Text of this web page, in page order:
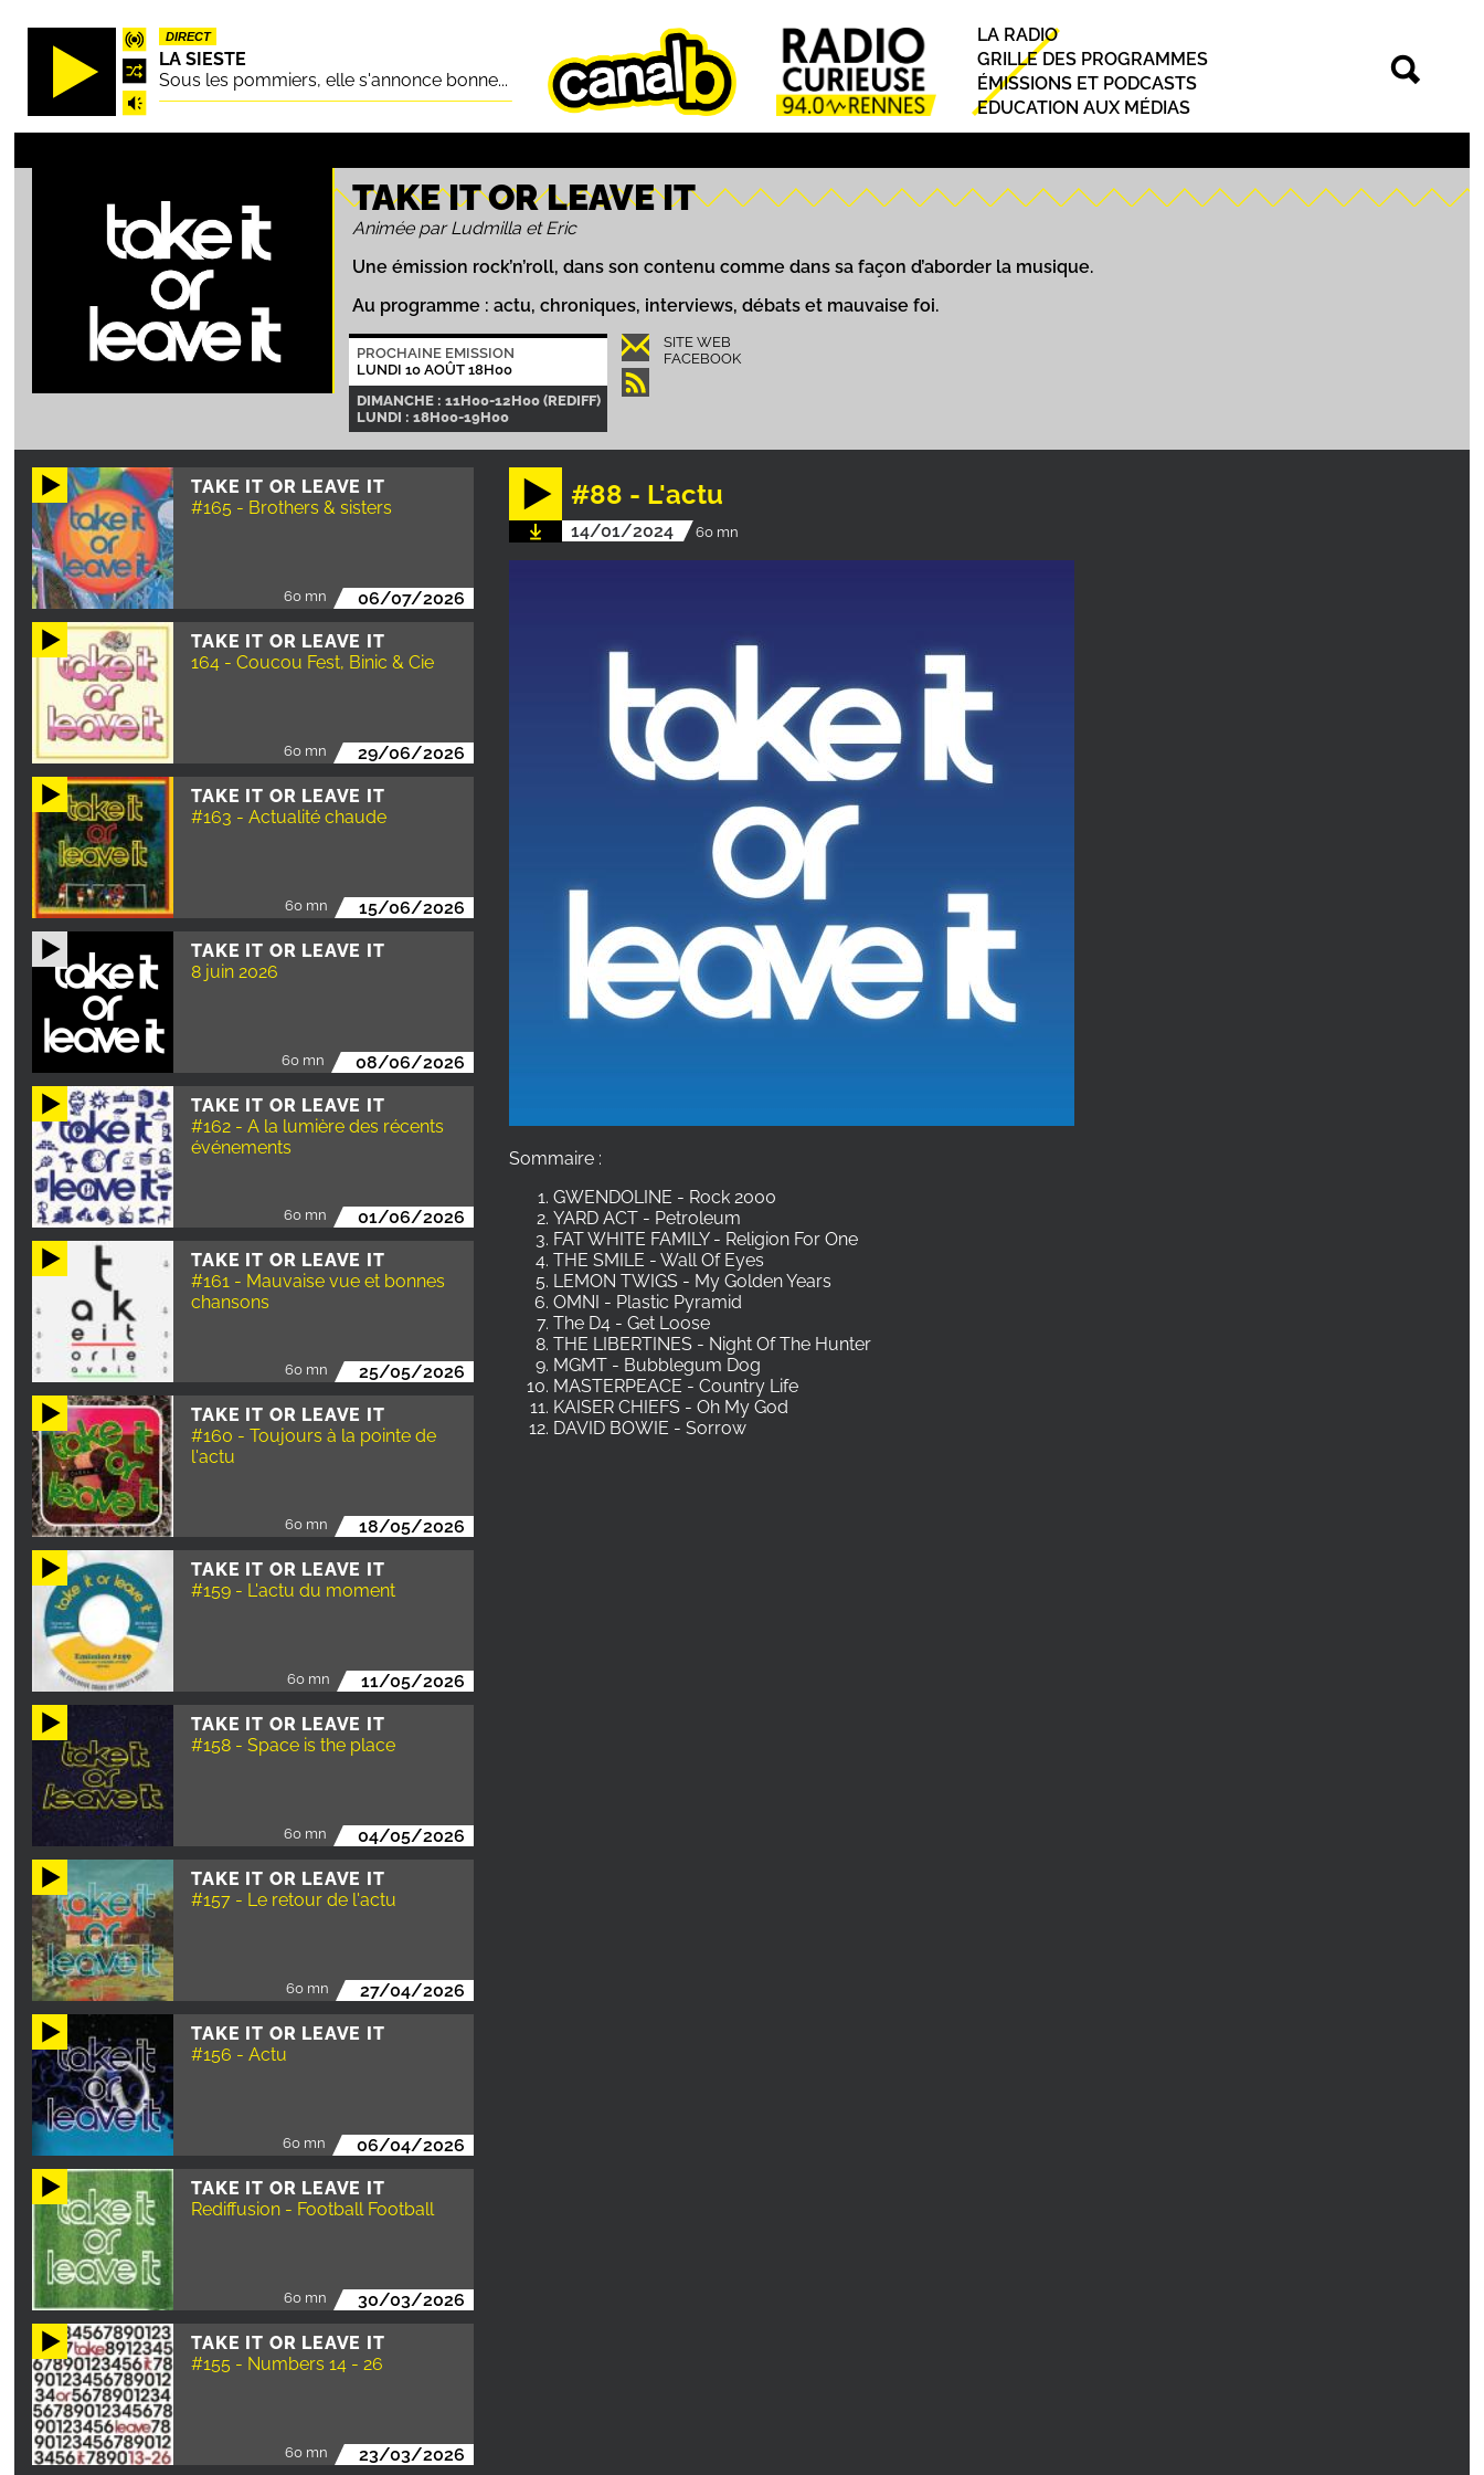
Aller
principal
DIRECT
LA SIESTE
Sous les pommiers, elle s'annonce bonne...
Principal
LA RADIO
GRILLE DES PROGRAMMES
ÉMISSIONS ET PODCASTS
EDUCATION AUX MÉDIAS
TAKE IT OR LEAVE IT
Animée par Ludmilla et Eric
Une émission rock’n’roll, dans son contenu comme dans sa façon d’aborder la musique.
Au programme : actu, chroniques, interviews, débats et mauvaise foi.
PROCHAINE EMISSION
LUNDI 10 AOÛT 18H00
DIMANCHE : 11H00-12H00 (REDIFF)
LUNDI : 18H00-19H00
SITE WEB
FACEBOOK
TAKE IT OR LEAVE IT
#165 - Brothers & sisters
60 mn 06/07/2026
TAKE IT OR LEAVE IT
164 - Coucou Fest, Binic & Cie
60 mn 29/06/2026
TAKE IT OR LEAVE IT
#163 - Actualité chaude
60 mn 15/06/2026
TAKE IT OR LEAVE IT
8 juin 2026
60 mn 08/06/2026
TAKE IT OR LEAVE IT
#162 - A la lumière des récents
événements
60 mn 01/06/2026
TAKE IT OR LEAVE IT
#161 - Mauvaise vue et bonnes
chansons
60 mn 25/05/2026
TAKE IT OR LEAVE IT
#160 - Toujours à la pointe de
l'actu
60 mn 18/05/2026
TAKE IT OR LEAVE IT
#159 - L'actu du moment
60 mn 11/05/2026
TAKE IT OR LEAVE IT
#158 - Space is the place
60 mn 04/05/2026
TAKE IT OR LEAVE IT
#157 - Le retour de l'actu
60 mn 27/04/2026
TAKE IT OR LEAVE IT
#156 - Actu
60 mn 06/04/2026
TAKE IT OR LEAVE IT
Rediffusion - Football Football
60 mn 30/03/2026
TAKE IT OR LEAVE IT
#155 - Numbers 14 - 26
60 mn 23/03/2026
#88 - L'actu
14/01/2024 60 mn
Sommaire :
GWENDOLINE - Rock 2000
YARD ACT - Petroleum
FAT WHITE FAMILY - Religion For One
THE SMILE - Wall Of Eyes
LEMON TWIGS - My Golden Years
OMNI - Plastic Pyramid
The D4 - Get Loose
THE LIBERTINES - Night Of The Hunter
MGMT - Bubblegum Dog
MASTERPEACE - Country Life
KAISER CHIEFS - Oh My God
DAVID BOWIE - Sorrow